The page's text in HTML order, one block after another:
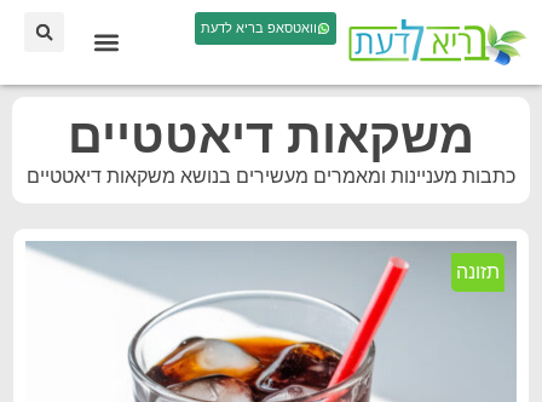
וואטסאפ בריא לדעת
משקאות דיאטטיים
כתבות מעניינות ומאמרים מעשירים בנושא משקאות דיאטטיים
תזונה